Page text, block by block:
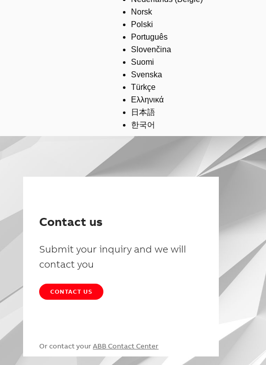
Norsk
Polski
Português
Slovenčina
Suomi
Svenska
Türkçe
Ελληνικά
日本語
한국어
Contact us
Submit your inquiry and we will
contact you
CONTACT US
Or contact your ABB Contact Center